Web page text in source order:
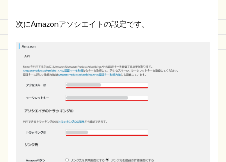
次にAmazonアソシエイトの設定です。